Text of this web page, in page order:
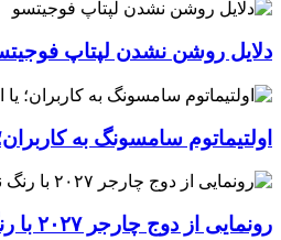
دلایل روشن نشدن لپتاپ
اولتیماتوم سامسونگ به
رونمایی از دوج چارجر ۲۰۲۷ با رنگ نوستالژیک ارغوانی به مناسبت ۶۰ سالگی این عضله‌ساز آمریکایی